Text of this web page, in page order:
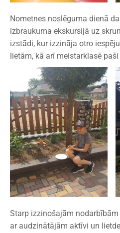
Nometnes noslēguma dienā
izbraukuma ekskursijā uz
izstādi, kur izzināja otro
lietām, kā arī meistarklasē
Starp izzinošajām
ar audzinātājām aktīvi un